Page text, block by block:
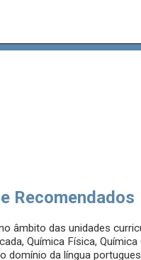
Recomendados
âmbito das unidades
Química Física,
domínio da língua